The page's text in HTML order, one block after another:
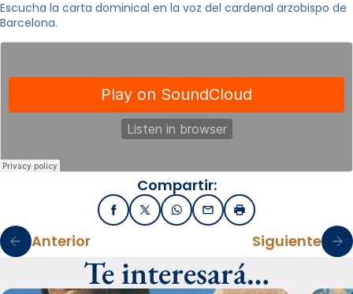
Escucha la carta dominical en la voz del cardenal arzobispo de
Barcelona.
Compartir:
FacebookX / TwitterWhatsApp
EmailImprimir
Anterior Siguiente
Te interesará…